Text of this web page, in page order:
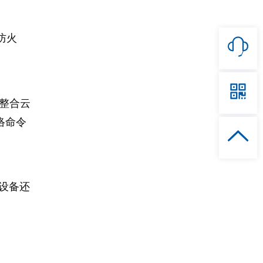
火
合云
命令
备还